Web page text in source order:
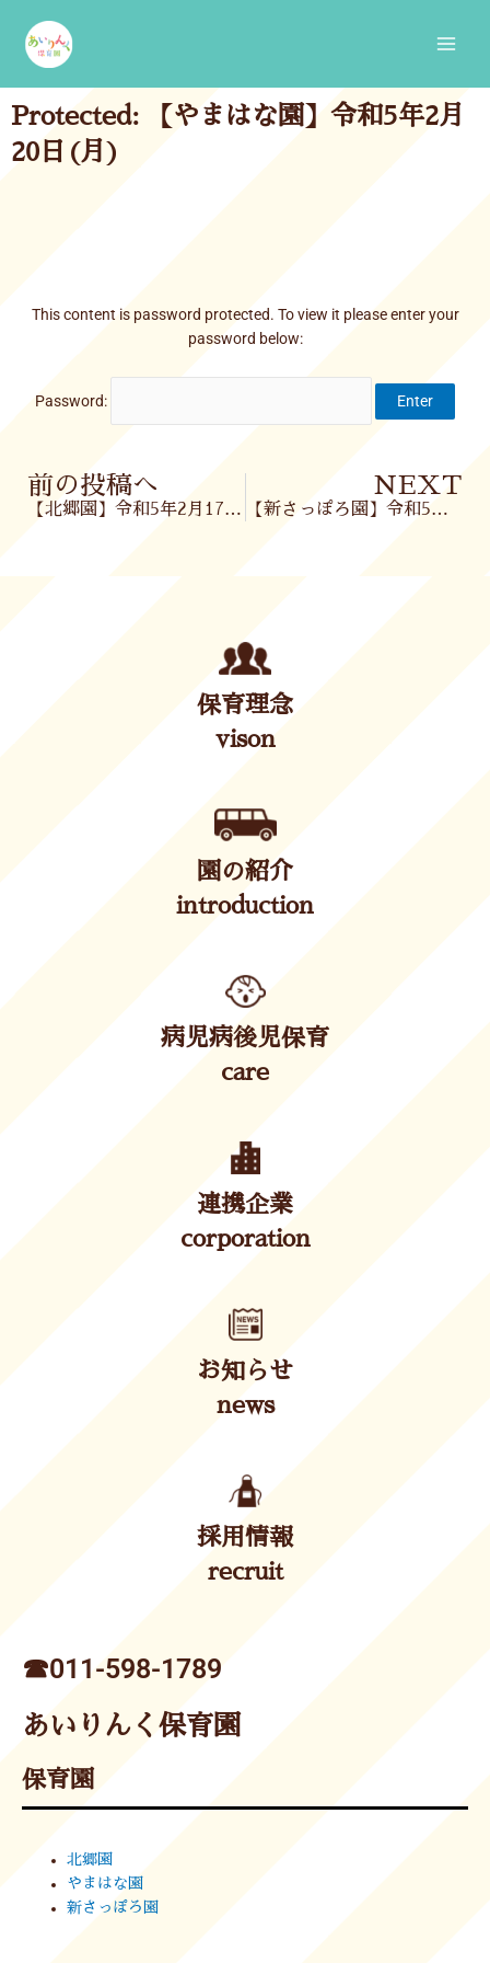
content
Protected: 【やまはな園】令和5年2月
20日(月)
This content is password protected. To view it please enter your
password below:
Password:
Prev
前の投稿へ
【北郷園】令和5年2月17日(金)
NEXT
【新さっぽろ園】令和5年2月20日(月)
保育理念
vison
園の紹介
introduction
病児病後児保育
care
連携企業
corporation
お知らせ
news
採用情報
recruit
☎︎011-598-1789
あいりんく保育園
保育園
北郷園
やまはな園
新さっぽろ園